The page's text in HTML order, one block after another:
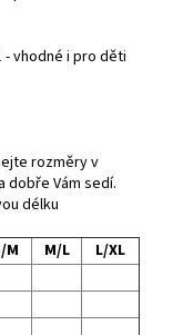
vhodné i pro děti
rozměry v
Vám sedí.
délku
M M/L
L/XL